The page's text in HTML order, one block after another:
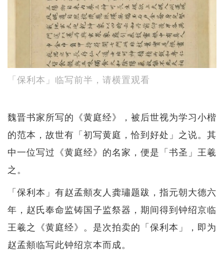
「保利本」临写前半，请横置观看
魏晋书家所写的《黄庭经》，被后世视为学习小楷
的范本，故世有「初写黄庭，恰到好处」之说。其
中一位写过《黄庭经》的名家，便是「书圣」王羲
之。
「保利本」有赵孟頫友人龚璛题跋，指元朝大德六
年，赵氏奉命监铸国子监祭器，期间得到钟绍京临
王羲之《黄庭经》。是次拍卖的「保利本」，即为
赵孟頫临写此钟绍京本而成。